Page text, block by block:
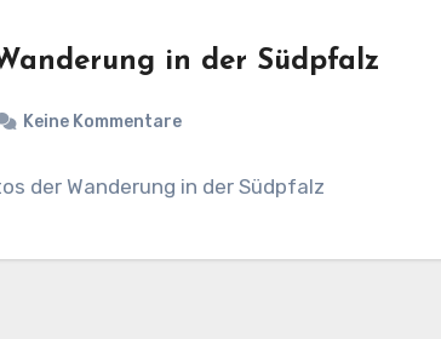
in der Südpfalz
Keine Kommentare
der Wanderung in der Südpfalz